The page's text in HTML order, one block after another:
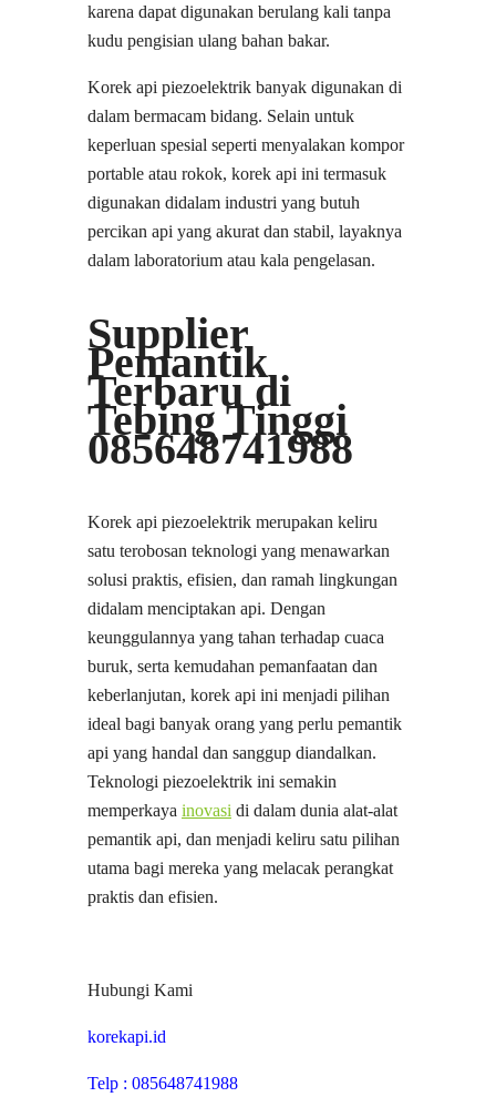
karena dapat digunakan berulang kali tanpa
kudu pengisian ulang bahan bakar.
Korek api piezoelektrik banyak digunakan di
dalam bermacam bidang. Selain untuk
keperluan spesial seperti menyalakan kompor
portable atau rokok, korek api ini termasuk
digunakan didalam industri yang butuh
percikan api yang akurat dan stabil, layaknya
dalam laboratorium atau kala pengelasan.
Supplier
Pemantik
Terbaru di
Tebing Tinggi
085648741988
Korek api piezoelektrik merupakan keliru
satu terobosan teknologi yang menawarkan
solusi praktis, efisien, dan ramah lingkungan
didalam menciptakan api. Dengan
keunggulannya yang tahan terhadap cuaca
buruk, serta kemudahan pemanfaatan dan
keberlanjutan, korek api ini menjadi pilihan
ideal bagi banyak orang yang perlu pemantik
api yang handal dan sanggup diandalkan.
Teknologi piezoelektrik ini semakin
memperkaya inovasi di dalam dunia alat-alat
pemantik api, dan menjadi keliru satu pilihan
utama bagi mereka yang melacak perangkat
praktis dan efisien.
Hubungi Kami
korekapi.id
Telp : 085648741988